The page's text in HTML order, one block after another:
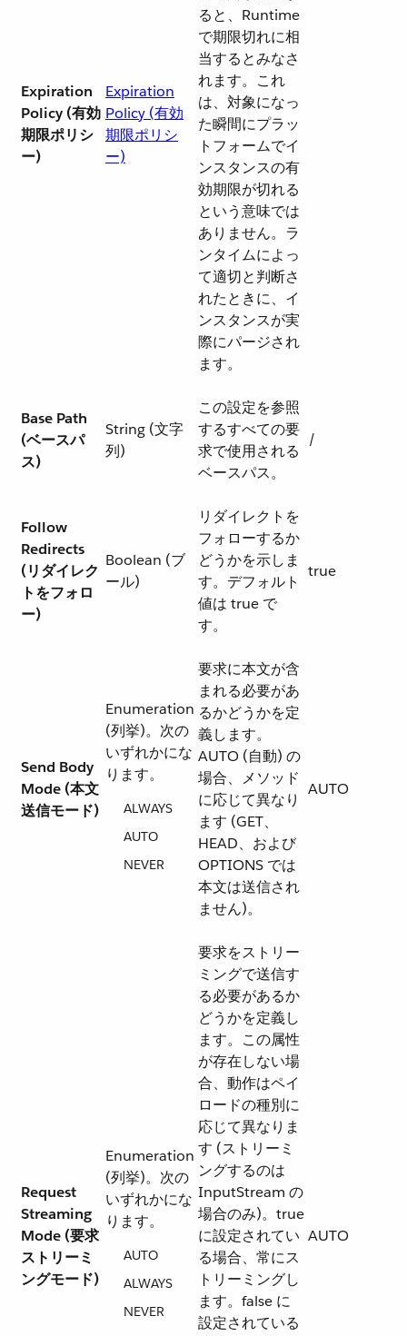
Expiration
Policy (有効
期限ポリシ
ー)
Expiration
Policy (有効
期限ポリシ
ー)
ると、Runtime
で期限切れに相
当するとみなさ
れます。これ
は、対象になっ
た瞬間にプラッ
トフォームでイ
ンスタンスの有
効期限が切れる
という意味では
ありません。ラ
ンタイムによっ
て適切と判断さ
れたときに、イ
ンスタンスが実
際にパージされ
ます。
Base Path
(ベースパ
ス)
String (文字
列)
この設定を参照
するすべての要
求で使用される
ベースパス。
/
Follow
Redirects
(リダイレク
トをフォロ
ー)
Boolean (ブ
ール)
リダイレクトを
フォローするか
どうかを示しま
す。デフォルト
値は true で
す。
true
Send Body
Mode (本文
送信モード)
Enumeration
(列挙)。次の
いずれかにな
ります。
ALWAYS
AUTO
NEVER
要求に本文が含
まれる必要があ
るかどうかを定
義します。
AUTO (自動) の
場合、メソッド
に応じて異なり
ます (GET、
HEAD、および
OPTIONS では
本文は送信され
ません)。
AUTO
Request
Streaming
Mode (要求
ストリーミ
ングモード)
Enumeration
(列挙)。次の
いずれかにな
ります。
AUTO
ALWAYS
NEVER
要求をストリー
ミングで送信す
る必要があるか
どうかを定義し
ます。この属性
が存在しない場
合、動作はペイ
ロードの種別に
応じて異なりま
す (ストリーミ
ングするのは
InputStream の
場合のみ)。true
に設定されてい
る場合、常にス
トリーミングし
ます。false に
設定されている
AUTO